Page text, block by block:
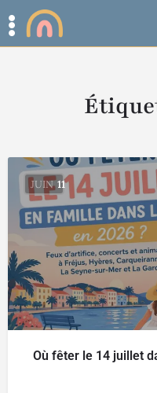
JUIN 11
Où fêter le 14 juillet